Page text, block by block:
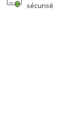
sécurisé